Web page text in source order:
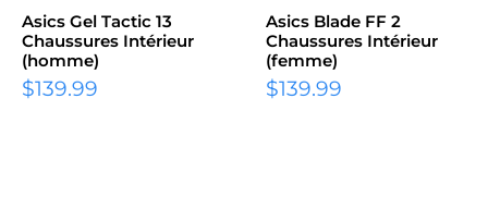
Asics Gel Tactic 13
Chaussures Intérieur
(homme)
Prix
$139.99
Asics Blade FF 2
Chaussures Intérieur
(femme)
Prix
$139.99